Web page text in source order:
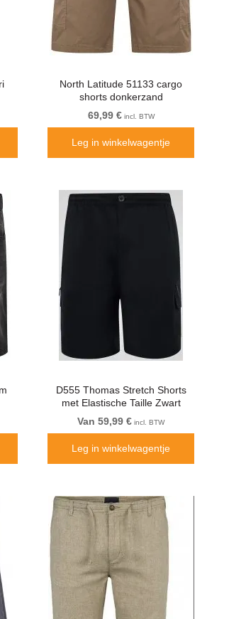
North Latitude 51133 cargo
shorts donkerzand
69,99 €incl. BTW
Leg in winkelwagentje
D555 Thomas Stretch Shorts
met Elastische Taille Zwart
Van 59,99 € incl. BTW
Leg in winkelwagentje